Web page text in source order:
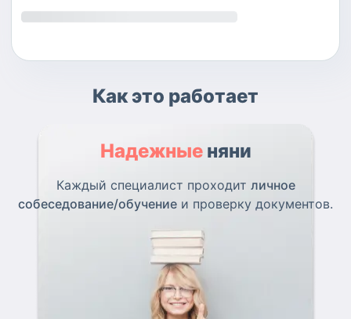
Как это работает
Надежные няни
Каждый специалист проходит личное
собеседование/обучение и проверку документов.